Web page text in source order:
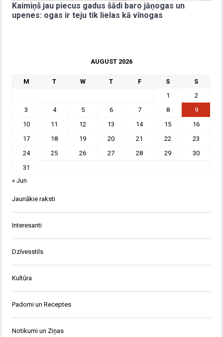
Kaimiņš jau piecus gadus šādi baro jāņogas un
upenes: ogas ir teju tik lielas kā vīnogas
AUGUST 2026
M T W T F S
S
1
2
3
4 5 6 7 8
9
10
11 12 13 14 15
16
17
18 19 20 21 22
23
24
25 26 27 28 29
30
31
« Jun
Jaunākie raksti
Interesanti
Dzīvesstils
Kultūra
Padomi un Receptes
Notikumi un Ziņas